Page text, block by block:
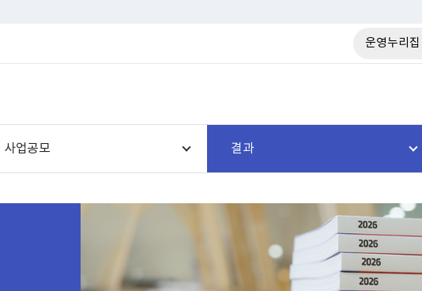
운영누리집
사업공모 결과